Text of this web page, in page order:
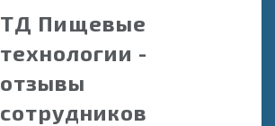
ТД Пищевые
технологии -
отзывы
сотрудников